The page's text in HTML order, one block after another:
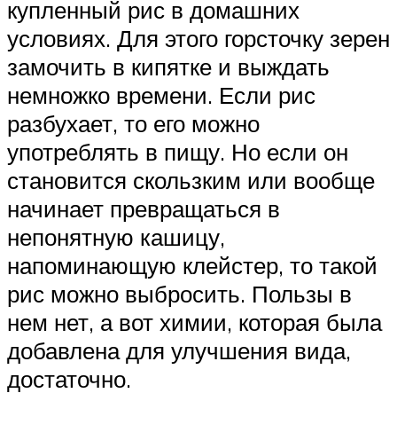
купленный рис в домашних
условиях. Для этого горсточку зерен
замочить в кипятке и выждать
немножко времени. Если рис
разбухает, то его можно
употреблять в пищу. Но если он
становится скользким или вообще
начинает превращаться в
непонятную кашицу,
напоминающую клейстер, то такой
рис можно выбросить. Пользы в
нем нет, а вот химии, которая была
добавлена для улучшения вида,
достаточно.